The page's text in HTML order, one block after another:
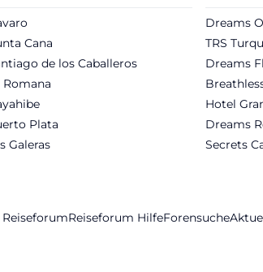
Cana
de los Caballeros
Romana
Plata
Galeras
Dreams
TRS
Dreams
Hotel
Dreams
Secrets
Reiseforum HilfeForensuche